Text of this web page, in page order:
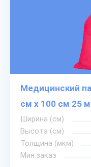
Медицинский
см х 100 см 25
Ширина (см)
Высота (см)
Толщина (мкм)
Мин.заказ